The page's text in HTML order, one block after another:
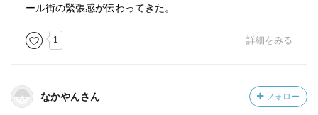
ール街の緊張感が伝わってきた。
1 詳細をみる
なかやんさん フォロー